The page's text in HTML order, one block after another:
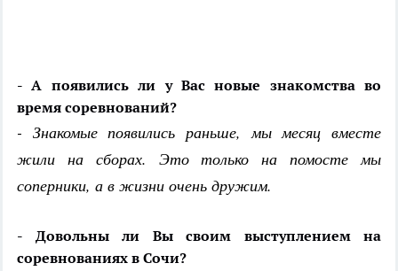
- А появились ли у Вас новые знакомства во
время соревнований?
- Знакомые появились раньше, мы месяц вместе
жили на сборах. Это только на помосте мы
соперники, а в жизни очень дружим.
- Довольны ли Вы своим выступлением на
соревнованиях в Сочи?